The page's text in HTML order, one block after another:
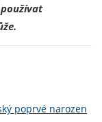
poprvé narozen